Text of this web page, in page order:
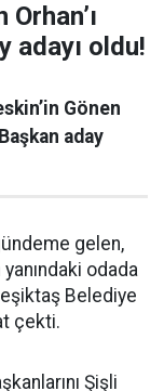
adayı oldu!
Gönen
aday
gelen,
odada
Belediye
çekti.
Şişli